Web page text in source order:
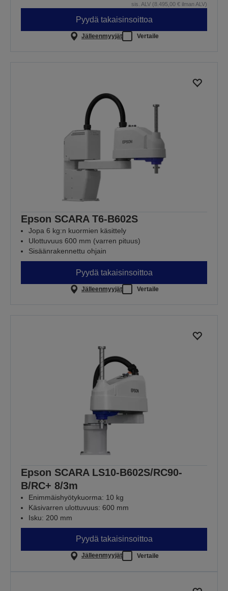
sis. ALV (8.495,00 € ilman ALV)
Pyydä takaisinsoittoa
Jälleenmyyjät Vertaile
Epson SCARA T6-B602S
Jopa 6 kg:n kuormien käsittely
Ulottuvuus 600 mm (varren pituus)
Sisäänrakennettu ohjain
Pyydä takaisinsoittoa
Jälleenmyyjät Vertaile
Epson SCARA LS10-B602S/RC90-
B/RC+ 8/3m
Enimmäishyötykuorma: 10 kg
Käsivarren ulottuvuus: 600 mm
Isku: 200 mm
Pyydä takaisinsoittoa
Jälleenmyyjät Vertaile